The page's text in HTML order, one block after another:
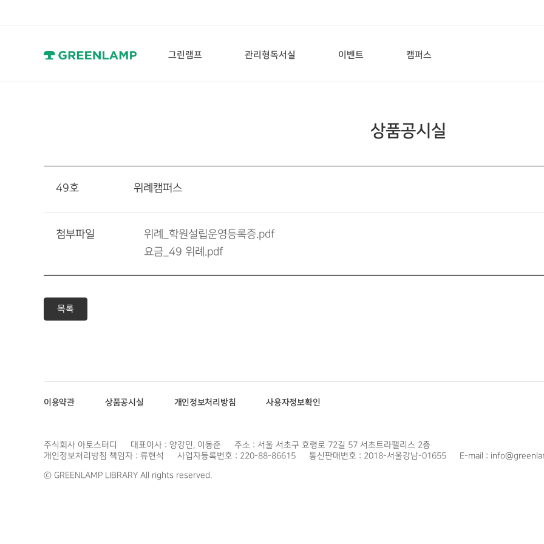
그린램프 관리형독서실 이벤트 캠퍼스
상품공시실
49호 위례캠퍼스
첨부파일
위례_학원설립운영등록증.pdf
요금_49 위례.pdf
목록
이용약관 상품공시실 개인정보처리방침 사용자정보확인
주식회사 아토스터디 대표이사 : 양강민, 이동준
주소 : 서울 서초구 효령로 72길 57 서초트라팰리스 2층
개인정보처리방침 책임자 : 류현석
사업자등록번호 : 220-88-86615 통신판매번호 : 2018-서울강남-01655
E-mail :
ⓒ GREENLAMP LIBRARY All rights reserved.